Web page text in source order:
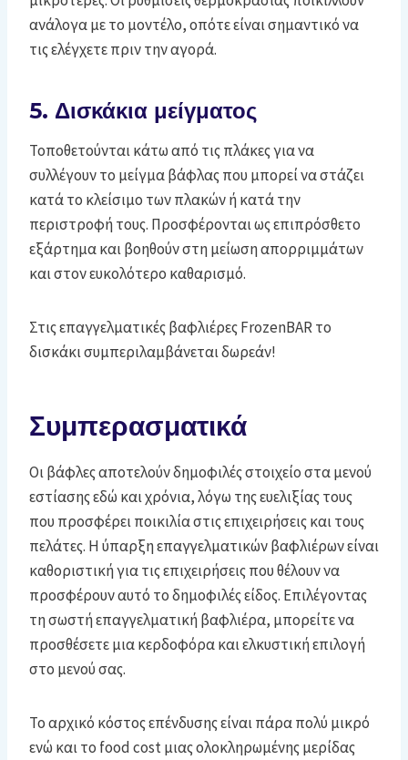
ανάλογα με το μοντέλο, οπότε είναι σημαντικό να
τις ελέγχετε πριν την αγορά.
5. Δισκάκια μείγματος
Τοποθετούνται κάτω από τις πλάκες για να
συλλέγουν το μείγμα βάφλας που μπορεί να στάζει
κατά το κλείσιμο των πλακών ή κατά την
περιστροφή τους. Προσφέρονται ως επιπρόσθετο
εξάρτημα και βοηθούν στη μείωση απορριμμάτων
και στον ευκολότερο καθαρισμό.
Στις επαγγελματικές βαφλιέρες FrozenBAR το
δισκάκι συμπεριλαμβάνεται δωρεάν!
Συμπερασματικά
Οι βάφλες αποτελούν δημοφιλές στοιχείο στα μενού
εστίασης εδώ και χρόνια, λόγω της ευελιξίας τους
που προσφέρει ποικιλία στις επιχειρήσεις και τους
πελάτες. Η ύπαρξη επαγγελματικών βαφλιέρων είναι
καθοριστική για τις επιχειρήσεις που θέλουν να
προσφέρουν αυτό το δημοφιλές είδος. Επιλέγοντας
τη σωστή επαγγελματική βαφλιέρα, μπορείτε να
προσθέσετε μια κερδοφόρα και ελκυστική επιλογή
στο μενού σας.
Το αρχικό κόστος επένδυσης είναι πάρα πολύ μικρό
ενώ και το food cost μιας ολοκληρωμένης μερίδας